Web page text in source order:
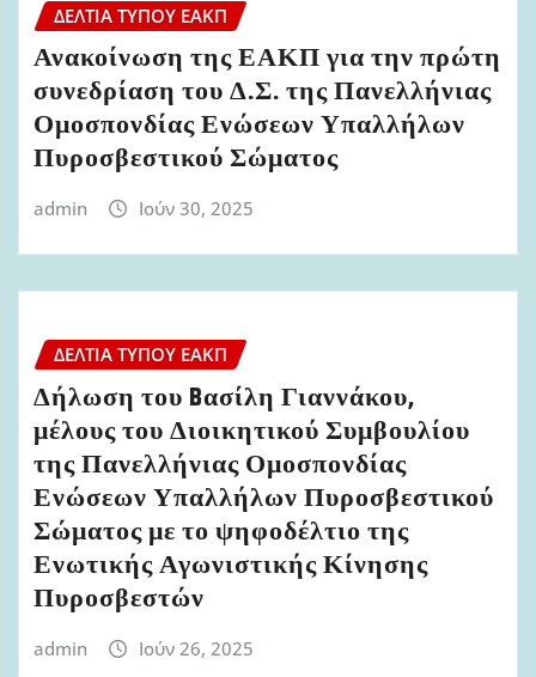
ΔΕΛΤΊΑ ΤΎΠΟΥ ΕΑΚΠ
Ανακοίνωση της ΕΑΚΠ για την πρώτη
συνεδρίαση του Δ.Σ. της Πανελλήνιας
Ομοσπονδίας Ενώσεων Υπαλλήλων
Πυροσβεστικού Σώματος
admin Ιούν 30, 2025
ΔΕΛΤΊΑ ΤΎΠΟΥ ΕΑΚΠ
Δήλωση του Bασίλη Γιαννάκου,
μέλους του Διοικητικού Συμβουλίου
της Πανελλήνιας Ομοσπονδίας
Ενώσεων Υπαλλήλων Πυροσβεστικού
Σώματος με το ψηφοδέλτιο της
Ενωτικής Αγωνιστικής Κίνησης
Πυροσβεστών
admin Ιούν 26, 2025